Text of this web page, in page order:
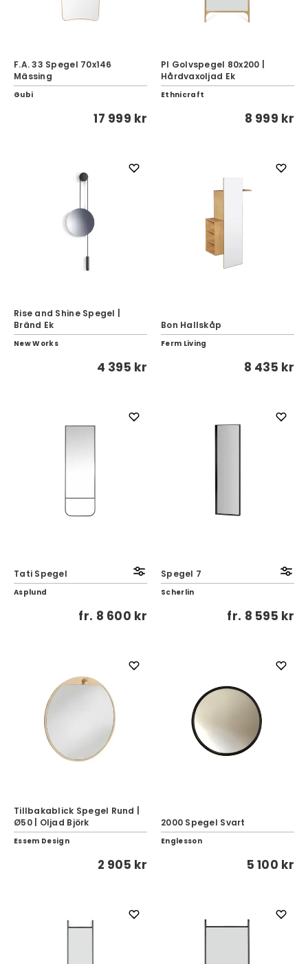
F.A. 33 Spegel 70x146
Mässing
Gubi
17 999 kr
PI Golvspegel 80x200 |
Hårdvaxoljad Ek
Ethnicraft
8 999 kr
Rise and Shine Spegel |
Bränd Ek
New Works
4 395 kr
Bon Hallskåp
Ferm Living
8 435 kr
Tati Spegel
Asplund
fr. 8 600 kr
Spegel 7
Scherlin
fr. 8 595 kr
Tillbakablick Spegel Rund |
Ø50 | Oljad Björk
Essem Design
2 905 kr
2000 Spegel Svart
Englesson
5 100 kr